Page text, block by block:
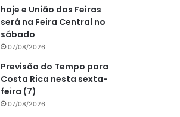
hoje e União das Feiras
será na Feira Central no
sábado
07/08/2026
Previsão do Tempo para
Costa Rica nesta sexta-
feira (7)
07/08/2026